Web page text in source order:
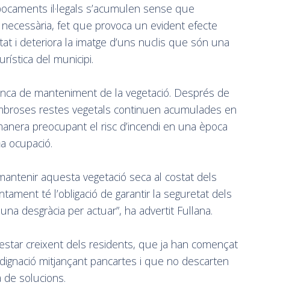
il·legals s’acumulen sense que
fet que provoca un evident efecte
i deteriora la imatge d’uns nuclis que són una
del municipi.
de manteniment de la vegetació. Després de
restes vegetals continuen acumulades en
preocupant el risc d’incendi en una època
ocupació.
aquesta vegetació seca al costat dels
té l’obligació de garantir la seguretat dels
desgràcia per actuar”, ha advertit Fullana.
creixent dels residents, que ja han començat
mitjançant pancartes i que no descarten
de solucions.